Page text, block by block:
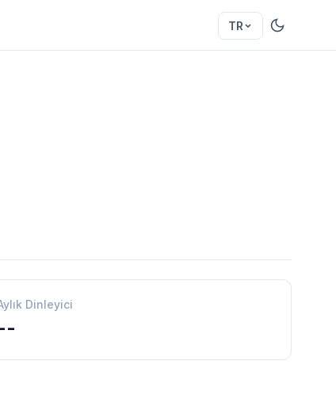
TR
Dinleyici